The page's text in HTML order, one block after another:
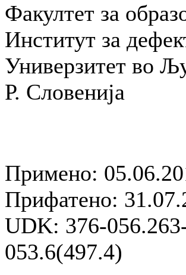
Факултет за
Институт за
Универзитет во
Р. Словенија
Примено:
Прифатено:
UDK: 376-
053.6(497.4)